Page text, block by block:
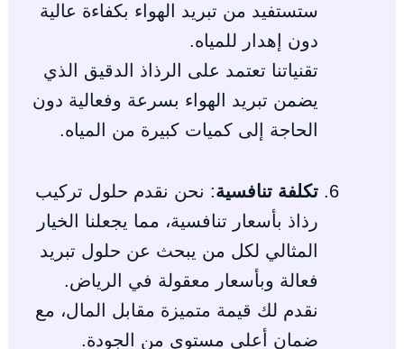
ستستفيد من تبريد الهواء بكفاءة عالية
دون إهدار للمياه.
تقنياتنا تعتمد على الرذاذ الدقيق الذي
يضمن تبريد الهواء بسرعة وفعالية دون
الحاجة إلى كميات كبيرة من المياه.
تكلفة تنافسية: نحن نقدم حلول تركيب
رذاذ بأسعار تنافسية، مما يجعلنا الخيار
المثالي لكل من يبحث عن حلول تبريد
فعالة وبأسعار معقولة في الرياض.
نقدم لك قيمة متميزة مقابل المال، مع
ضمان أعلى مستوى من الجودة.